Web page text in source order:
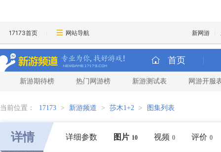
17173首页 网站导航 新网游
首页
新游期待榜 热门网游榜 新游测试表 网游开服
当前位置： 17173 > 新游频道 > 莎木1+2 > 图集列表
详情 详细参数 图片 10 视频 0 评价 0